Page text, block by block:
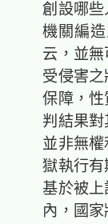
創設哪
機關編
云，並
受侵害
保障，
判結果
並非無
獄執行有
基於被
內，國